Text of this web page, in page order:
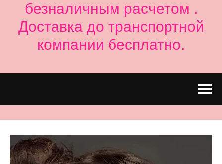
безналичным расчетом .
Доставка до транспортной
компании бесплатно.